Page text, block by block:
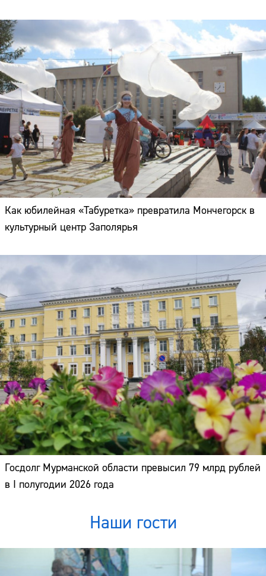
Как юбилейная «Табуретка» превратила Мончегорск в
культурный центр Заполярья
Госдолг Мурманской области превысил 79 млрд рублей
в I полугодии 2026 года
Наши гости